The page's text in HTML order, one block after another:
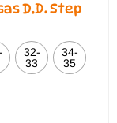
D.D. Step
32-
33
34-
35